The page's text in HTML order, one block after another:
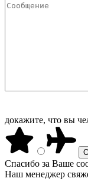
докажите, что вы
Спасибо за Ваше
Наш менеджер